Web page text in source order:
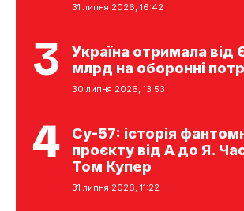
31 липня 2026, 16:42
Україна отримала від
млрд на оборонні
30 липня 2026, 13:53
Су-57: історія
проєкту від А до Я.
Том Купер
31 липня 2026, 11:22